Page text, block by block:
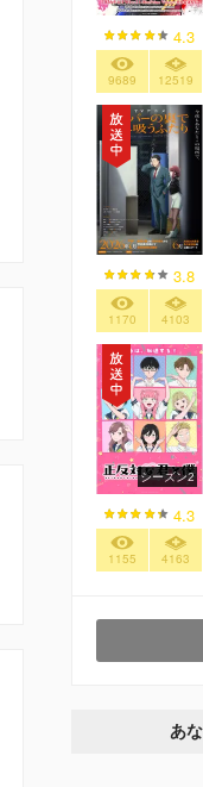
4.3
9689 12519
3.8
1170 4103
シーズン2
4.3
1155 4163
あ